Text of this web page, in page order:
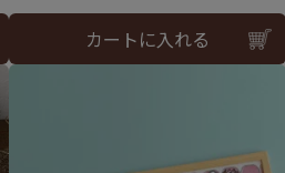
カートに入れる